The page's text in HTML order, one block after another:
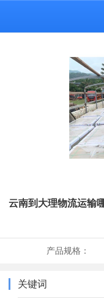
云南到大理物流运输
产品规格：
关键词